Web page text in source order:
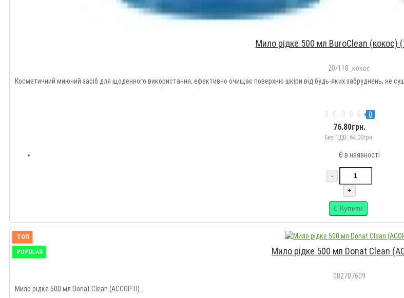
Мило рідке 500 мл BuroClean (кокос)
20/118_кокос
Косметичний миючий засіб для щоденного використання, ефективно очищає поверхню шкіри від будь-яких забруднень, не
0
76.80грн.
Без ПДВ: 64.00грн.
Є в наявності
-
+
Купити
ТОП
POPULAR Мило рідке 500 мл Donat Clean
002707609
Мило рідке 500 мл Donat Clean (АССОРТІ)...